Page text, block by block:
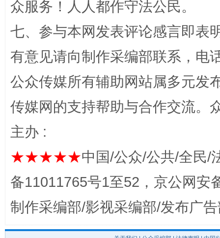
网上购药对药下症？
众服务！人人都作守法公民。
七、参与本网发表评论感言即表
有意见请向制作采编部联系，电
公众传媒所有辅助网站属多元发
传媒网的支持帮助与合作交流。
主办 :
★★★★★中国/公众/公共/全民/
备11011765号1至52，京公网安
制作采编部/影视采编部/发布广